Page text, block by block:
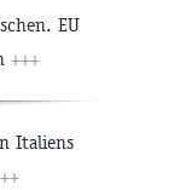
EU
+++
Italiens